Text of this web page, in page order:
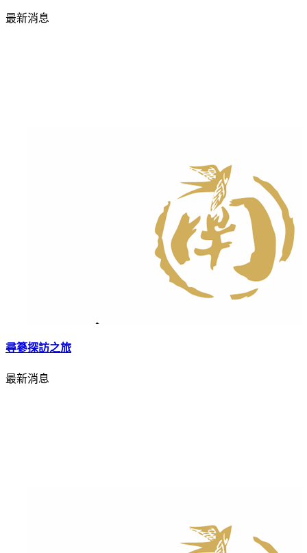
最新消息
尋篸探訪之旅
最新消息